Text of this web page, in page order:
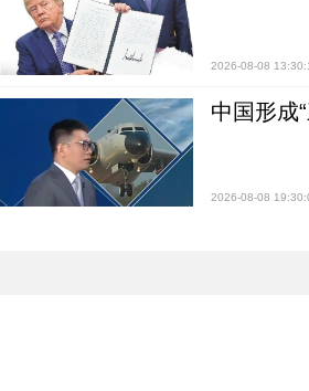
2026-08-08
中国形成
2026-08-08